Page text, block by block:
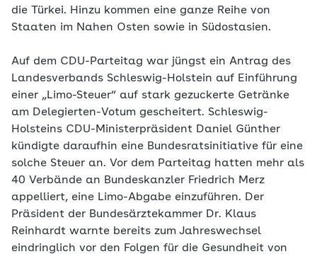
die Türkei. Hinzu kommen eine ganze Reihe von
Staaten im Nahen Osten sowie in Südostasien.
Auf dem CDU-Parteitag war jüngst ein Antrag des
Landesverbands Schleswig-Holstein auf Einführung
einer „Limo-Steuer“ auf stark gezuckerte Getränke
am Delegierten-Votum gescheitert. Schleswig-
Holsteins CDU-Ministerpräsident Daniel Günther
kündigte daraufhin eine Bundesratsinitiative für eine
solche Steuer an. Vor dem Parteitag hatten mehr als
40 Verbände an Bundeskanzler Friedrich Merz
appelliert, eine Limo-Abgabe einzuführen. Der
Präsident der Bundesärztekammer Dr. Klaus
Reinhardt warnte bereits zum Jahreswechsel
eindringlich vor den Folgen für die Gesundheit von